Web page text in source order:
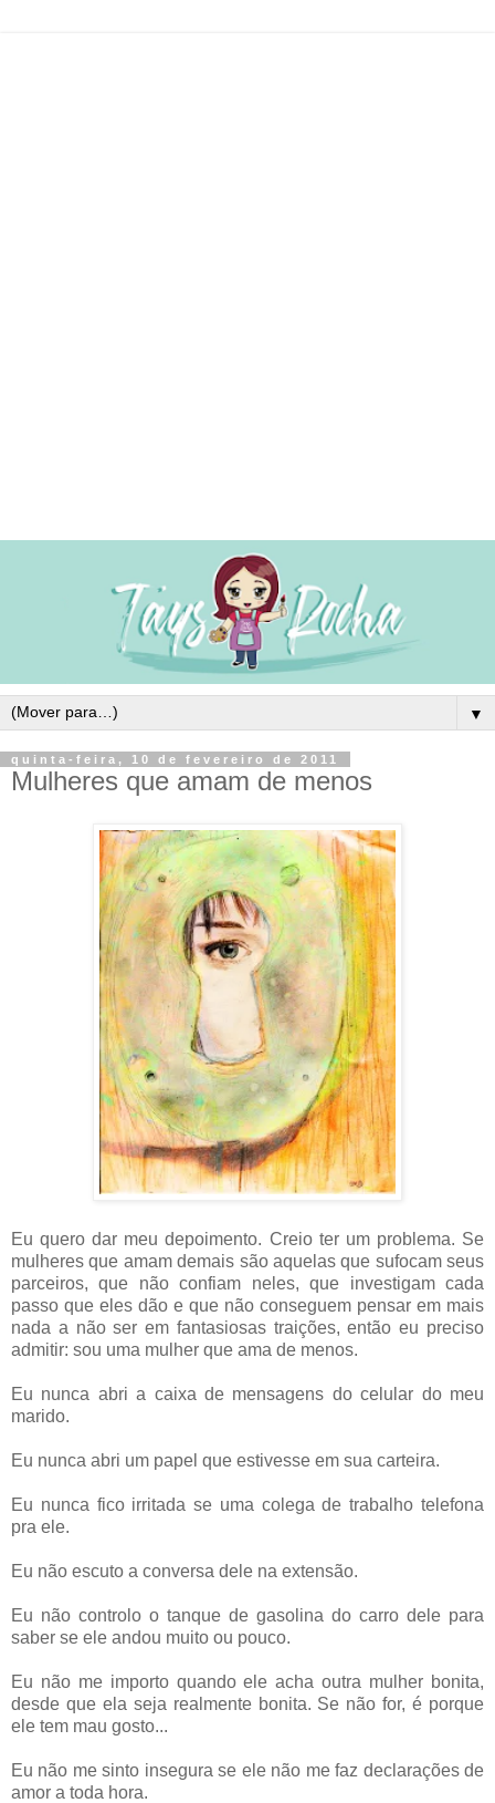
▼
quinta-feira, 10 de fevereiro de 2011
Mulheres que amam de menos
Eu quero dar meu depoimento. Creio ter um problema. Se
mulheres que amam demais são aquelas que sufocam seus
parceiros, que não confiam neles, que investigam cada
passo que eles dão e que não conseguem pensar em mais
nada a não ser em fantasiosas traições, então eu preciso
admitir: sou uma mulher que ama de menos.
Eu nunca abri a caixa de mensagens do celular do meu
marido.
Eu nunca abri um papel que estivesse em sua carteira.
Eu nunca fico irritada se uma colega de trabalho telefona
pra ele.
Eu não escuto a conversa dele na extensão.
Eu não controlo o tanque de gasolina do carro dele para
saber se ele andou muito ou pouco.
Eu não me importo quando ele acha outra mulher bonita,
desde que ela seja realmente bonita. Se não for, é porque
ele tem mau gosto...
Eu não me sinto insegura se ele não me faz declarações de
amor a toda hora.